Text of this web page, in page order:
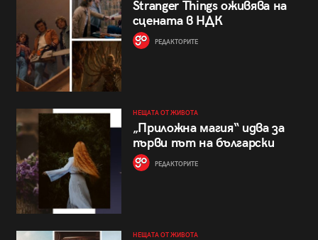
Stranger Things оживява на
сцената в НДК
РЕДАКТОРИТЕ
НЕЩАТА ОТ ЖИВОТА
„Приложна магия“ идва за
първи път на български
РЕДАКТОРИТЕ
НЕЩАТА ОТ ЖИВОТА